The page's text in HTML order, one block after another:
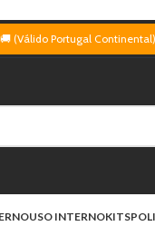
(Válido Portugal Continental)
USO INTERNOKITS